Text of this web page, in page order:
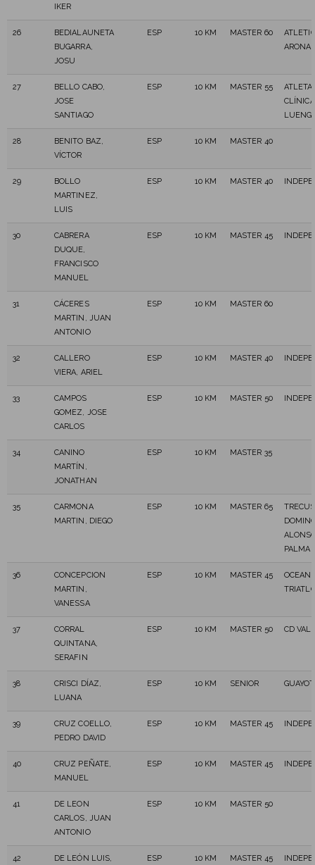
IKER
26
BEDIALAUNETA
BUGARRA,
JOSU
ESP 10 KM MASTER 60
ARONA
27
BELLO CABO,
JOSE
SANTIAGO
ESP 10 KM MASTER 55
28
BENITO BAZ,
VÍCTOR
ESP 10 KM MASTER 40
29
BOLLO
MARTINEZ,
LUIS
ESP 10 KM MASTER 40
30
CABRERA
DUQUE,
FRANCISCO
MANUEL
ESP 10 KM MASTER 45
31
CÁCERES
MARTIN, JUAN
ANTONIO
ESP 10 KM MASTER 60
32
CALLERO
VIERA, ARIEL
ESP 10 KM MASTER 40
33
CAMPOS
GOMEZ, JOSE
CARLOS
ESP 10 KM MASTER 50
34
CANINO
MARTÍN,
JONATHAN
ESP 10 KM MASTER 35
35
CARMONA
MARTIN, DIEGO
ESP 10 KM MASTER 65
TRECUS
PALMA
36
CONCEPCION
MARTIN,
VANESSA
ESP 10 KM MASTER 45
OCEAN
37
CORRAL
QUINTANA,
SERAFIN
ESP 10 KM MASTER 50 CD
38
CRISCI DÍAZ,
LUANA
ESP 10 KM SENIOR
39
CRUZ COELLO,
PEDRO DAVID
ESP 10 KM MASTER 45
40
CRUZ PEÑATE,
MANUEL
ESP 10 KM MASTER 45
41
DE LEON
CARLOS, JUAN
ANTONIO
ESP 10 KM MASTER 50
42
DE LEÓN LUIS,
ESP 10 KM MASTER 45